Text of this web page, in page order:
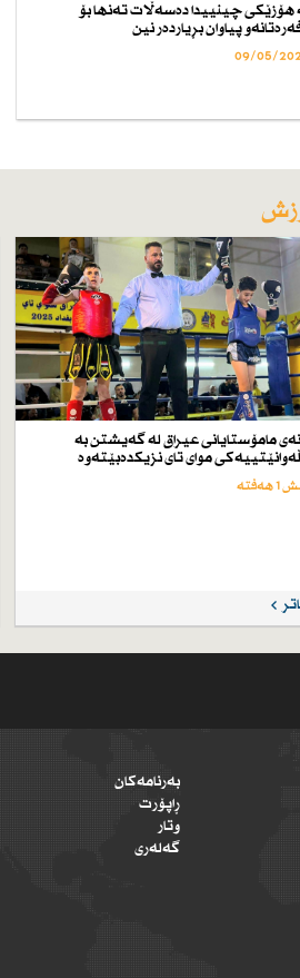
هۆزێكی چینییدا دەسەڵات تەنها بۆ
پیاوان بڕیاردەر نین
09/05/
مامۆستایانی عیراق لە گەیشتن بە
موای تای نزیكدەبێتەوە
هەفتە
بەرنامەکان
ڕاپۆرت
وتار
گەلەری